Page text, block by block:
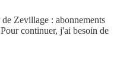
Zevillage : abonnements
continuer, j'ai besoin de